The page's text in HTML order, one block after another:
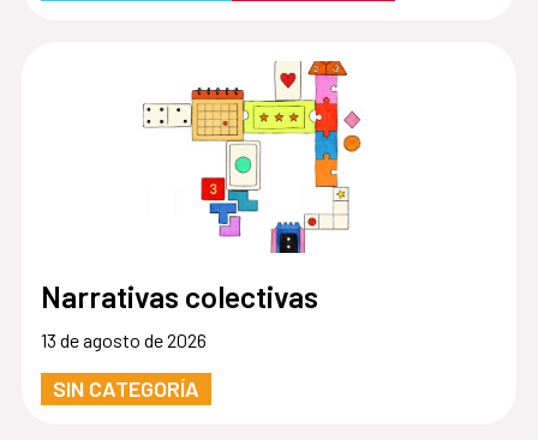
Narrativas colectivas
13 de agosto de 2026
SIN CATEGORÍA